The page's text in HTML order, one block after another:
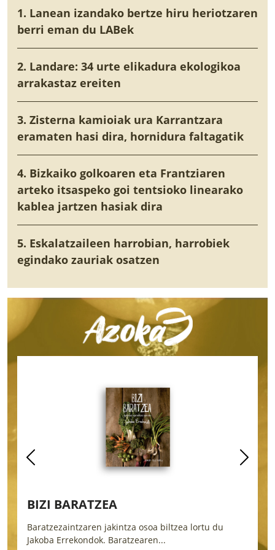
1. Lanean izandako bertze hiru heriotzaren
berri eman du LABek
2. Landare: 34 urte elikadura ekologikoa
arrakastaz ereiten
3. Zisterna kamioiak ura Karrantzara
eramaten hasi dira, hornidura faltagatik
4. Bizkaiko golkoaren eta Frantziaren
arteko itsaspeko goi tentsioko linearako
kablea jartzen hasiak dira
5. Eskalatzaileen harrobian, harrobiek
egindako zauriak osatzen
BIZI BARATZEA
Baratzezaintzaren jakintza osoa biltzea lortu du
Jakoba Errekondok. Baratzearen...